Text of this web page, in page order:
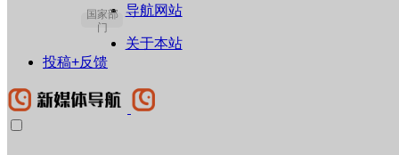
国家部
门
导航网站
关于本站
投稿+反馈